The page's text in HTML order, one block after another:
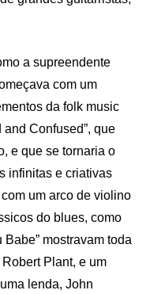
a supreendente
com um
da folk music
Confused”, que
e que se tornaria o
infinitas e criativas
um arco de violino
do blues, como
Babe” mostravam toda
Plant, e um
lenda, John